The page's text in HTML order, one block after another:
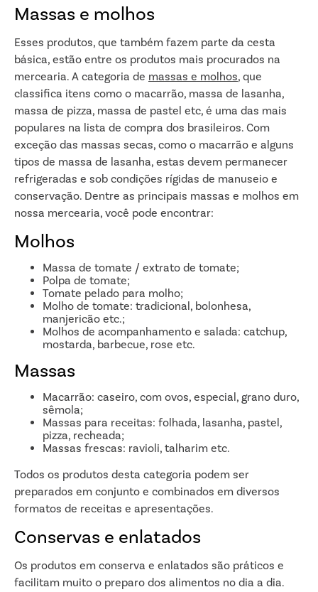
Massas e molhos
Esses produtos, que também fazem parte da cesta
básica, estão entre os produtos mais procurados na
mercearia. A categoria de massas e molhos, que
classifica itens como o macarrão, massa de lasanha,
massa de pizza, massa de pastel etc, é uma das mais
populares na lista de compra dos brasileiros. Com
exceção das massas secas, como o macarrão e alguns
tipos de massa de lasanha, estas devem permanecer
refrigeradas e sob condições rígidas de manuseio e
conservação. Dentre as principais massas e molhos em
nossa mercearia, você pode encontrar:
Molhos
Massa de tomate / extrato de tomate;
Polpa de tomate;
Tomate pelado para molho;
Molho de tomate: tradicional, bolonhesa,
manjericão etc.;
Molhos de acompanhamento e salada: catchup,
mostarda, barbecue, rose etc.
Massas
Macarrão: caseiro, com ovos, especial, grano duro,
sêmola;
Massas para receitas: folhada, lasanha, pastel,
pizza, recheada;
Massas frescas: ravioli, talharim etc.
Todos os produtos desta categoria podem ser
preparados em conjunto e combinados em diversos
formatos de receitas e apresentações.
Conservas e enlatados
Os produtos em conserva e enlatados são práticos e
facilitam muito o preparo dos alimentos no dia a dia.